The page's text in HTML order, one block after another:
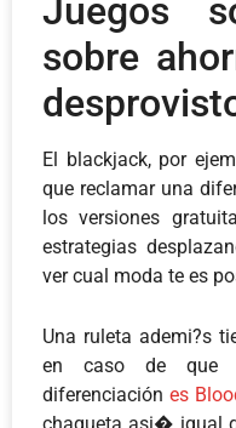
Juegos
sobre
El blackjack, por
que reclamar una
los versiones
estrategias
ver cual moda te es
Una ruleta ademi?s
en caso de que
diferenciaciónes